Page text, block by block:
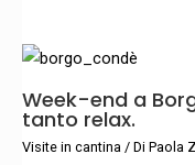
Week-end a
tanto relax.
Visite in cantina / Di Paola